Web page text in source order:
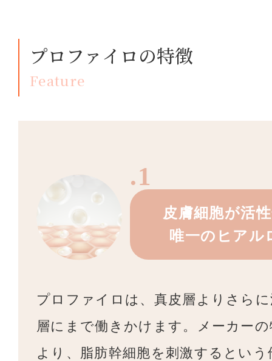
プロファイロの特徴
Feature
.1
皮膚細胞が活
唯一のヒアル
プロファイロは、真皮層よりさら
層にまで働きかけます。メーカー
より、脂肪幹細胞を刺激するとい